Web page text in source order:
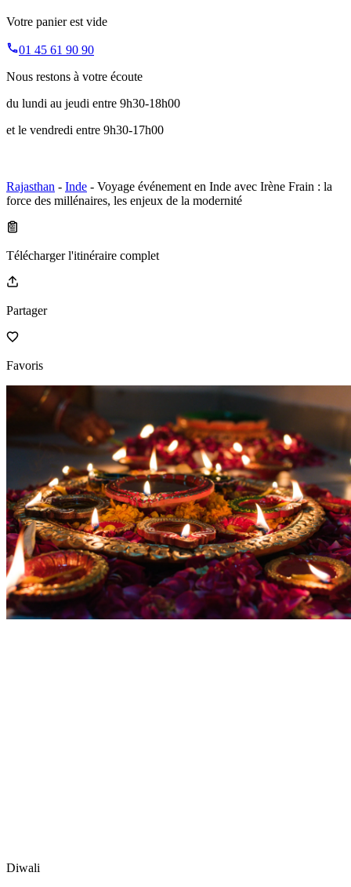
Votre panier est vide
01 45 61 90 90
Nous restons à votre écoute
du lundi au jeudi entre 9h30-18h00
et le vendredi entre 9h30-17h00
Rajasthan - Inde - Voyage événement en Inde avec Irène Frain : la
force des millénaires, les enjeux de la modernité
Télécharger l'itinéraire complet
Partager
Favoris
Diwali